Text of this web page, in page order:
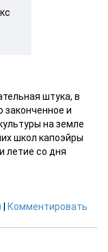
штука, в
и
на земле
школ капоэйры
летие со дня
Комментировать